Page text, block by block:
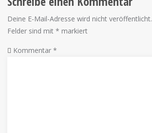
Deine E-Mail-Adresse wird nicht veröffentlicht.
Felder sind mit * markiert
Kommentar *